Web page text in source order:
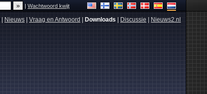
|Wachtwoord kwijt
Nieuws Vraag en Antwoord Downloads Discussie Nieuws2.nl